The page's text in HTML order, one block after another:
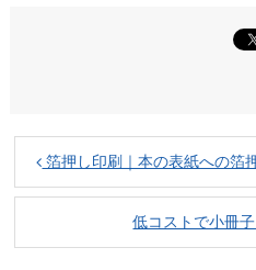
箔押し印刷｜本の表紙への箔
低コストで小冊